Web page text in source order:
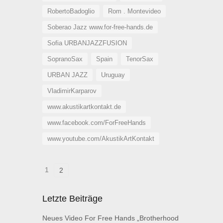
RobertoBadoglio Rom . Montevideo
Soberao Jazz www.for-free-hands.de
Sofia URBANJAZZFUSION
SopranoSax Spain TenorSax
URBAN JAZZ Uruguay
VladimirKarparov
www.akustikartkontakt.de
www.facebook.com/ForFreeHands
www.youtube.com/AkustikArtKontakt
1 2
Letzte Beiträge
Neues Video For Free Hands „Brotherhood